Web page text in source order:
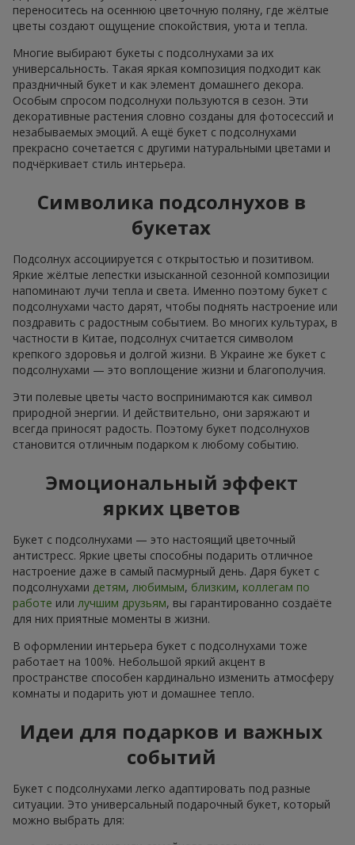
переноситесь на осеннюю цветочную поляну, где жёлтые
цветы создают ощущение спокойствия, уюта и тепла.
Многие выбирают букеты с подсолнухами за их
универсальность. Такая яркая композиция подходит как
праздничный букет и как элемент домашнего декора.
Особым спросом подсолнухи пользуются в сезон. Эти
декоративные растения словно созданы для фотосессий и
незабываемых эмоций. А ещё букет с подсолнухами
прекрасно сочетается с другими натуральными цветами и
подчёркивает стиль интерьера.
Символика подсолнухов в
букетах
Подсолнух ассоциируется с открытостью и позитивом.
Яркие жёлтые лепестки изысканной сезонной композиции
напоминают лучи тепла и света. Именно поэтому букет с
подсолнухами часто дарят, чтобы поднять настроение или
поздравить с радостным событием. Во многих культурах, в
частности в Китае, подсолнух считается символом
крепкого здоровья и долгой жизни. В Украине же букет с
подсолнухами — это воплощение жизни и благополучия.
Эти полевые цветы часто воспринимаются как символ
природной энергии. И действительно, они заряжают и
всегда приносят радость. Поэтому букет подсолнухов
становится отличным подарком к любому событию.
Эмоциональный эффект
ярких цветов
Букет с подсолнухами — это настоящий цветочный
антистресс. Яркие цветы способны подарить отличное
настроение даже в самый пасмурный день. Даря букет с
подсолнухами детям, любимым, близким, коллегам по
работе или лучшим друзьям, вы гарантированно создаёте
для них приятные моменты в жизни.
В оформлении интерьера букет с подсолнухами тоже
работает на 100%. Небольшой яркий акцент в
пространстве способен кардинально изменить атмосферу
комнаты и подарить уют и домашнее тепло.
Идеи для подарков и важных
событий
Букет с подсолнухами легко адаптировать под разные
ситуации. Это универсальный подарочный букет, который
можно выбрать для: